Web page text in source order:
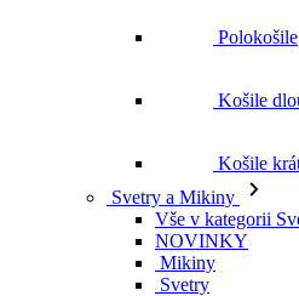
Polokošile
Košile
Košile
Svetry a Mikiny
Vše v kategorii
NOVINKY
Mikiny
Svetry